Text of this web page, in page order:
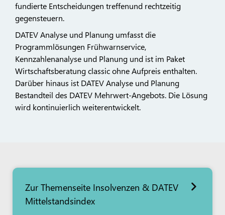
fundierte Entscheidungen treffenund rechtzeitig
gegensteuern.
DATEV Analyse und Planung umfasst die
Programmlösungen Frühwarnservice,
Kennzahlenanalyse und Planung und ist im Paket
Wirtschaftsberatung classic ohne Aufpreis enthalten.
Darüber hinaus ist DATEV Analyse und Planung
Bestandteil des DATEV Mehrwert-Angebots. Die Lösung
wird kontinuierlich weiterentwickelt.
Zur Themenseite Insolvenzen & DATEV
Mittelstandsindex